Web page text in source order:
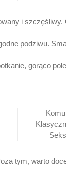
i
podziwu.
gorąco
tym, warto